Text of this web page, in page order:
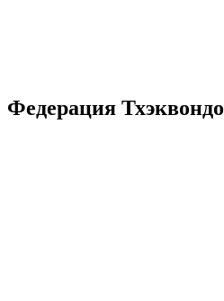
Федерация Тхэквондо